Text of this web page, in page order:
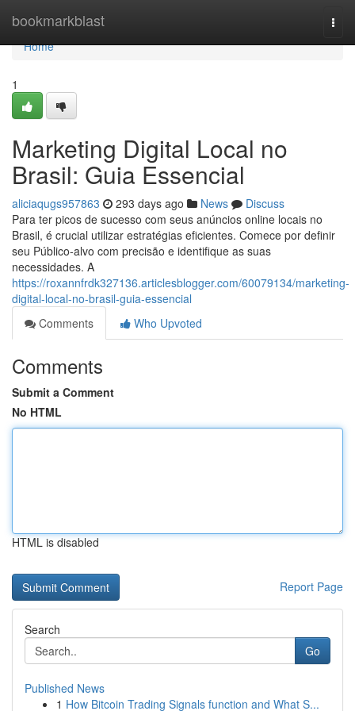
bookmarkblast
Home
Home
1
Marketing Digital Local no
Brasil: Guia Essencial
aliciaqugs957863 293 days ago News
Discuss
Para ter picos de sucesso com seus anúncios online locais no
Brasil, é crucial utilizar estratégias eficientes. Comece por definir
seu Público-alvo com precisão e identifique as suas
necessidades. A
https://roxannfrdk327136.articlesblogger.com/60079134/marketing-
digital-local-no-brasil-guia-essencial
Comments
Who Upvoted
Comments
Submit a Comment
No HTML
HTML is disabled
Report Page
Search
Go
Published News
1 How Bitcoin Trading Signals function and What S...